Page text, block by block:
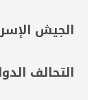
الجيش
التحالف